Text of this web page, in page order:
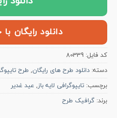
دانلود رایگان
کد فایل: 80339
دسته: دانلود طرح های رایگان, طرح
برچسب: تایپوگرافی لایه باز, عید غدیر
برند: گرافیک طرح